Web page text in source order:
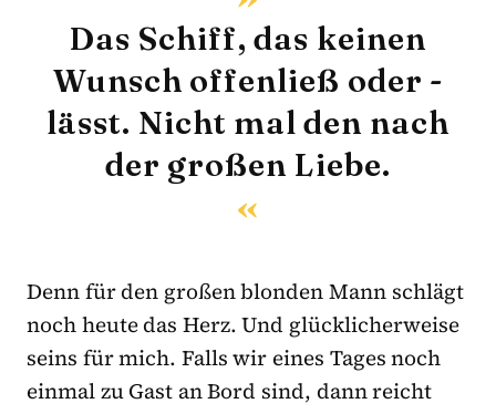
Das Schiff, das keinen
Wunsch offenließ oder -
lässt. Nicht mal den nach
der großen Liebe.
Denn für den großen blonden Mann schlägt
noch heute das Herz. Und glücklicherweise
seins für mich. Falls wir eines Tages noch
einmal zu Gast an Bord sind, dann reicht